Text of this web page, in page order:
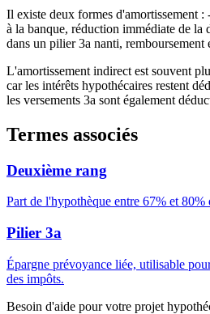
Il existe deux formes d'amortissement
à la banque, réduction immédiate de la
dans un pilier 3a nanti, remboursement
L'amortissement indirect est souvent
car les intérêts hypothécaires restent
les versements 3a sont également
Termes associés
Deuxième rang
Part de l'hypothèque entre 67% et 80%
Pilier 3a
Épargne prévoyance liée, utilisable
des impôts.
Besoin d'aide pour votre projet